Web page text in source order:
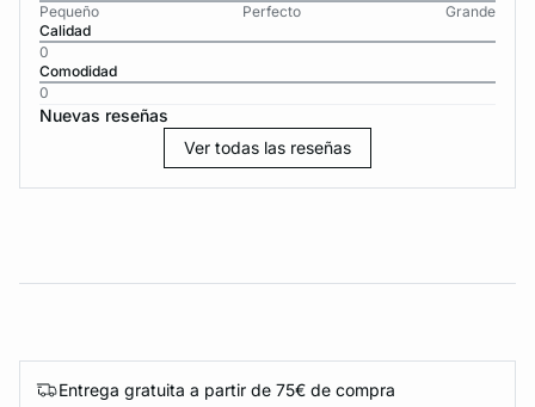
Pequeño
Perfecto
Grande
Calidad
0
Comodidad
0
Nuevas reseñas
Ver todas las reseñas
Entrega gratuita a partir de 75€ de compra